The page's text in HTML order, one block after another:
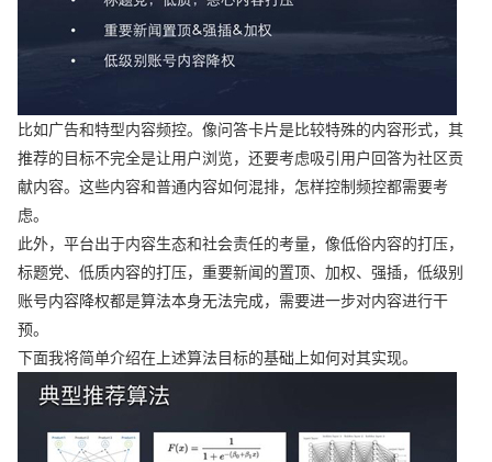
比如广告和特型内容频控。像问答卡片是比较特殊的内容形式，其
推荐的目标不完全是让用户浏览，还要考虑吸引用户回答为社区贡
献内容。这些内容和普通内容如何混排，怎样控制频控都需要考
虑。
此外，平台出于内容生态和社会责任的考量，像低俗内容的打压，
标题党、低质内容的打压，重要新闻的置顶、加权、强插，低级别
账号内容降权都是算法本身无法完成，需要进一步对内容进行干
预。
下面我将简单介绍在上述算法目标的基础上如何对其实现。